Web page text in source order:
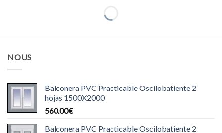
NOUS
Balconera PVC Practicable Oscilobatiente 2
hojas 1500X2000
560.00€
Balconera PVC Practicable Oscilobatiente 2